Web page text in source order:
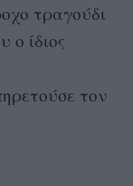
τραγούδι
ο ίδιος
τον